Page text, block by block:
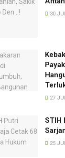
30
27
STIH
25